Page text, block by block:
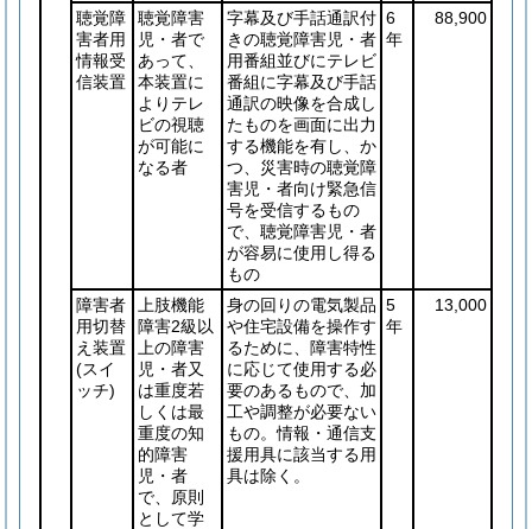
聴覚障
害者用
情報受
信装置
聴覚障害
児・者で
あって、
本装置に
よりテレ
ビの視聴
が可能に
なる者
字幕及び手話通訳付
きの聴覚障害児・者
用番組並びにテレビ
番組に字幕及び手話
通訳の映像を合成し
たものを画面に出力
する機能を有し、か
つ、災害時の聴覚障
害児・者向け緊急信
号を受信するもの
で、聴覚障害児・者
が容易に使用し得る
もの
6
年
88,900
障害者
用切替
え装置
(スイ
ッチ)
上肢機能
障害2級以
上の障害
児・者又
は重度若
しくは最
重度の知
的障害
児・者
で、原則
として学
身の回りの電気製品
や住宅設備を操作す
るために、障害特性
に応じて使用する必
要のあるもので、加
工や調整が必要ない
もの。情報・通信支
援用具に該当する用
具は除く。
5
年
13,000